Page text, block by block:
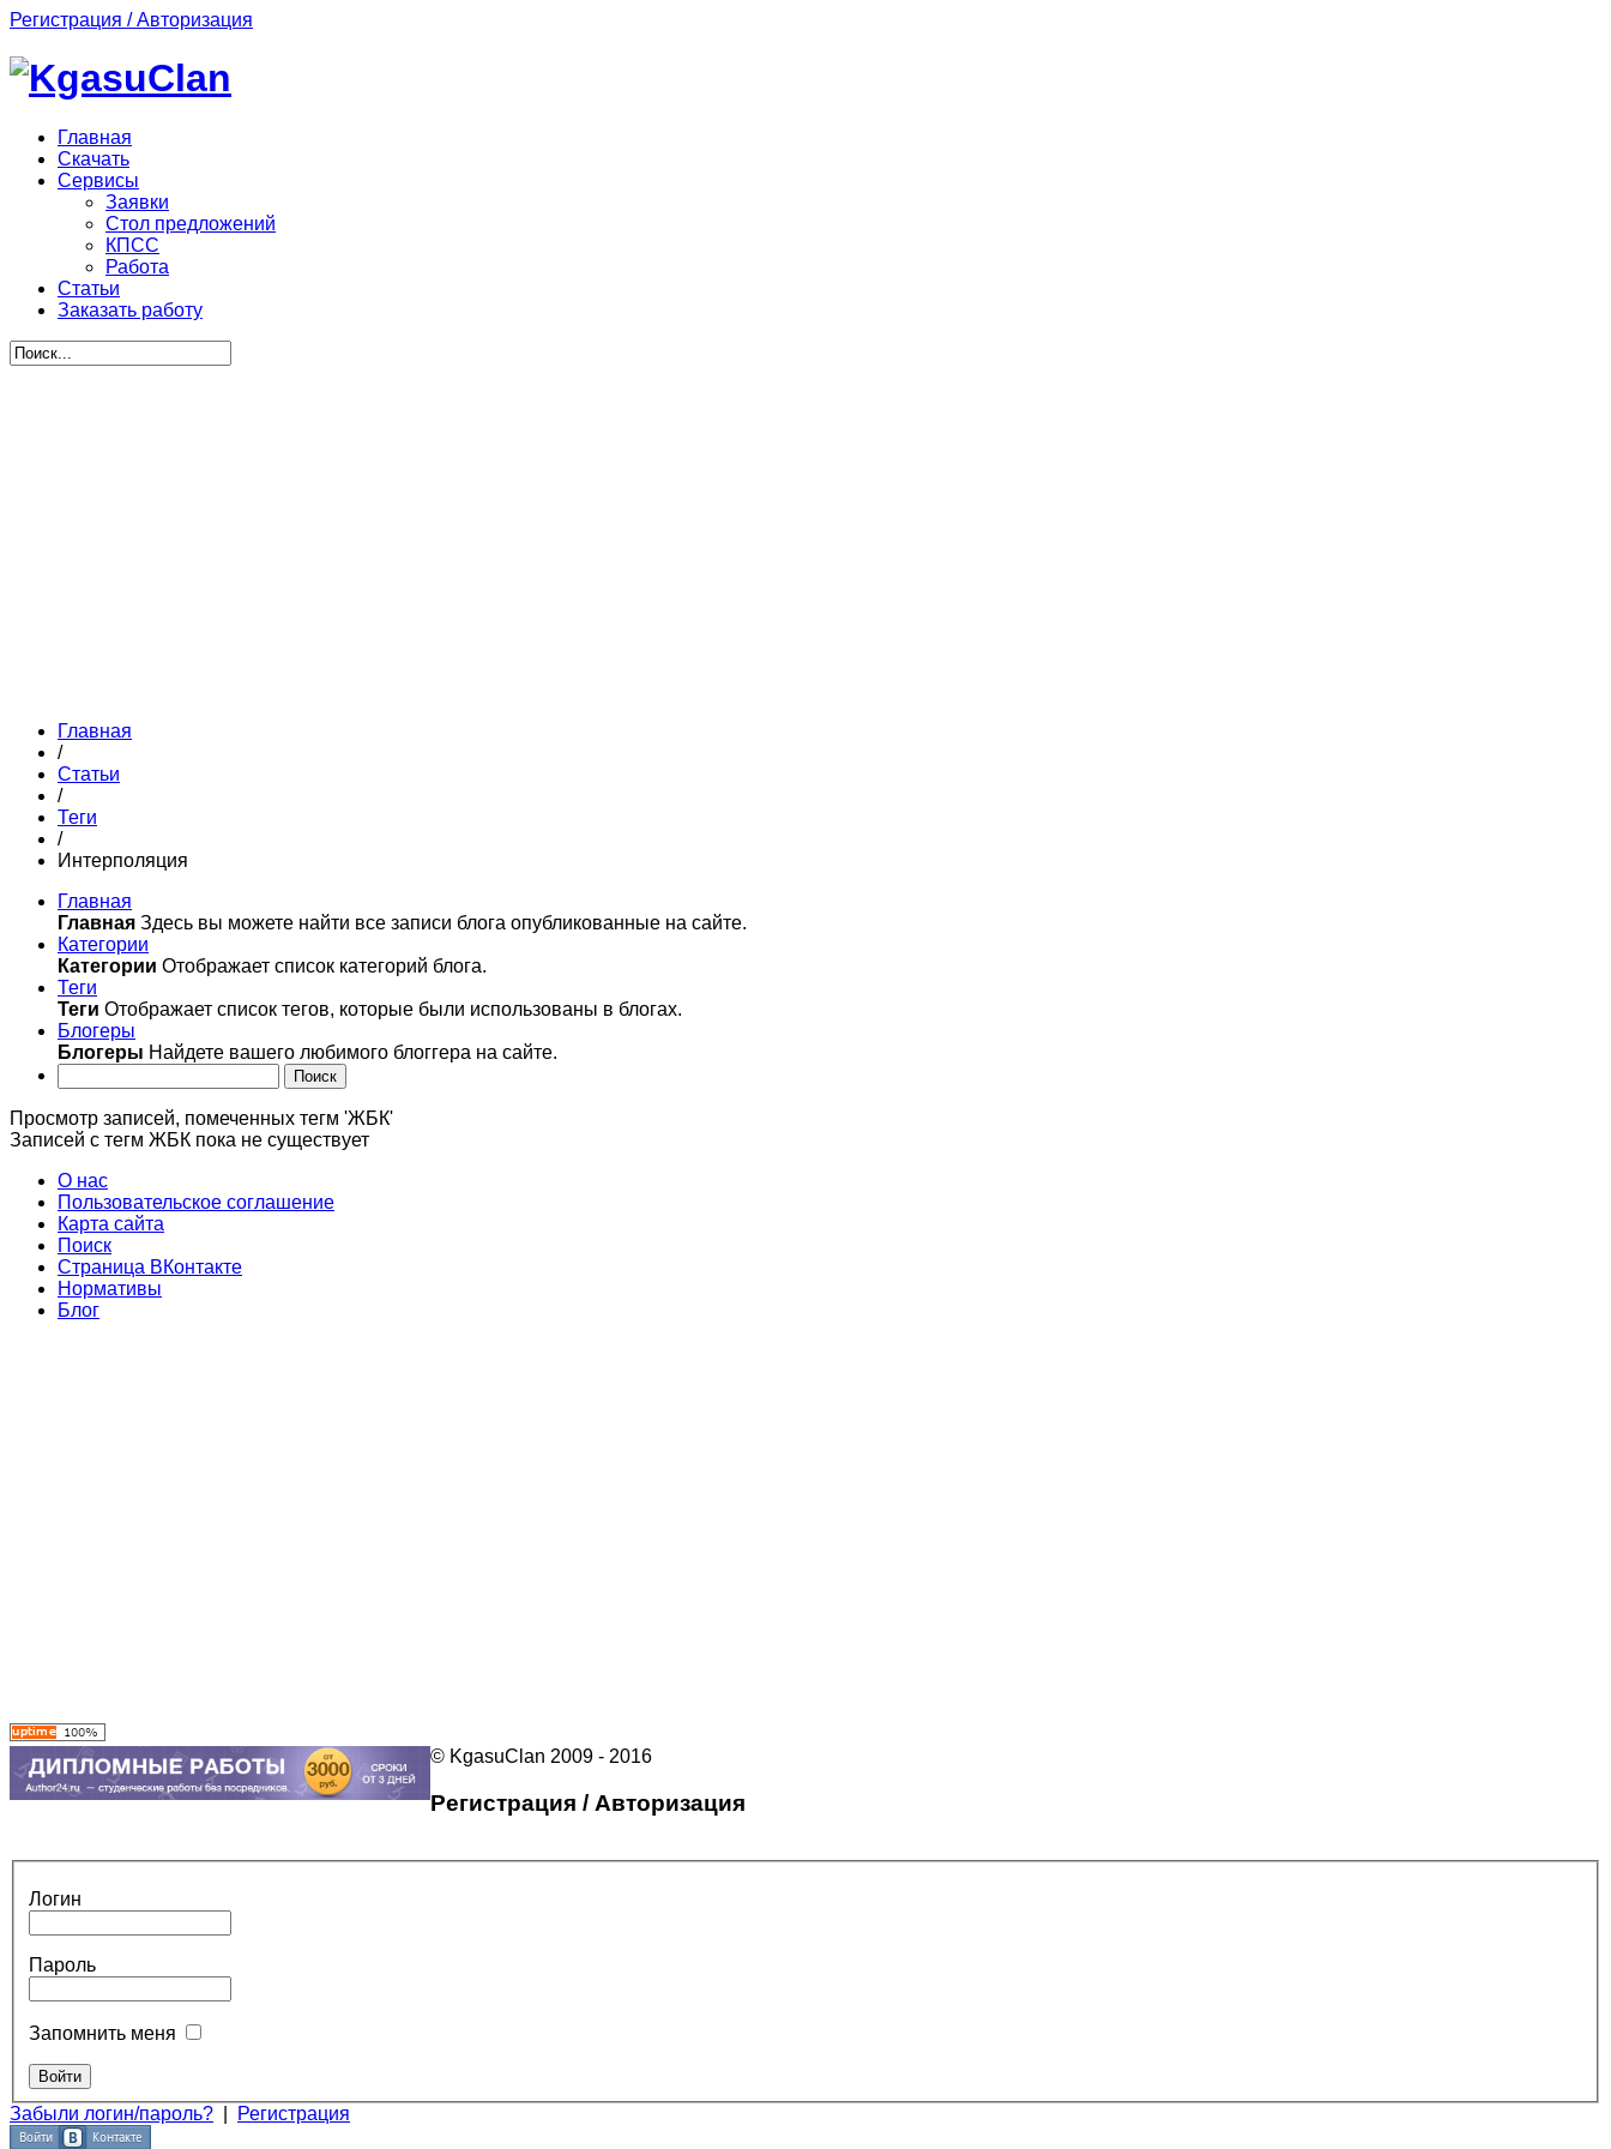
Регистрация / Авторизация
Главная
Скачать
Сервисы
Заявки
Стол предложений
КПСС
Работа
Статьи
Заказать работу
Главная
/
Статьи
/
Теги
/
Интерполяция
Главная
Главная Здесь вы можете найти все записи блога опубликованные на сайте.
Категории
Категории Отображает список категорий блога.
Теги
Теги Отображает список тегов, которые были использованы в блогах.
Блогеры
Блогеры Найдете вашего любимого блоггера на сайте.
Поиск
Просмотр записей, помеченных тегм 'ЖБК'
Записей с тегм ЖБК пока не существует
О нас
Пользовательское соглашение
Карта сайта
Поиск
Страница ВКонтакте
Нормативы
Блог
© KgasuClan 2009 - 2016
Регистрация / Авторизация
Логин
Пароль
Запомнить меня
Забыли логин/пароль? Регистрация